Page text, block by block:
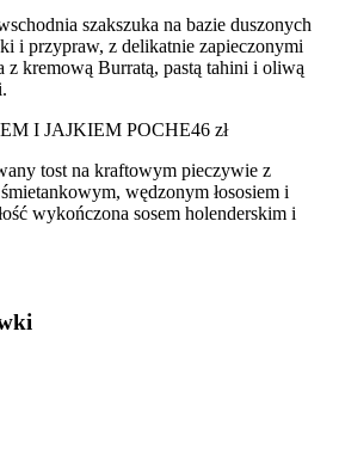
szakszuka na bazie duszonych
i przypraw, z delikatnie zapieczonymi
z kremową Burratą, pastą tahini i oliwą
I JAJKIEM POCHE46 zł
tost na kraftowym pieczywie z
wędzonym łososiem i
wykończona sosem holenderskim i